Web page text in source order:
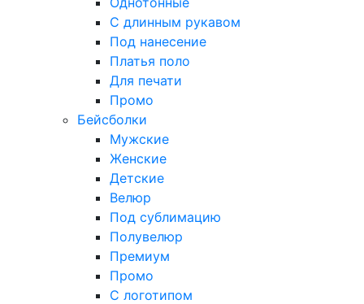
С длинным рукавом
Под нанесение
Платья поло
Для печати
Промо
Бейсболки
Мужские
Женские
Детские
Велюр
Под сублимацию
Полувелюр
Премиум
Промо
С логотипом